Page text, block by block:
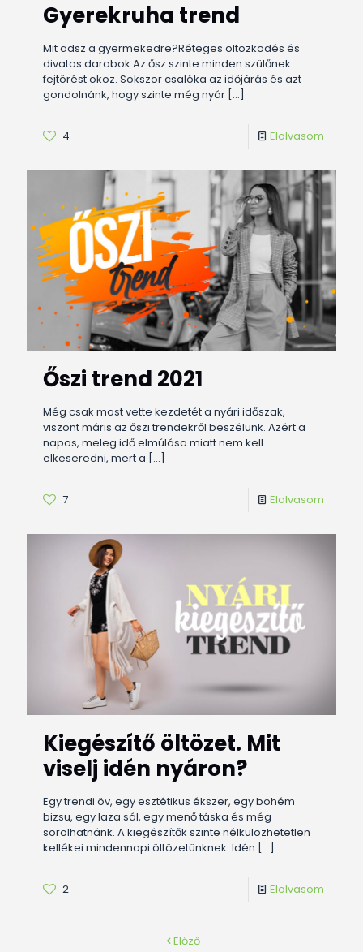
Gyerekruha trend
Mit adsz a gyermekedre?Réteges öltözködés és
divatos darabok Az ősz szinte minden szülőnek
fejtörést okoz. Sokszor csalóka az időjárás és azt
gondolnánk, hogy szinte még nyár […]
4 Elolvasom
Őszi trend 2021
Még csak most vette kezdetét a nyári időszak,
viszont máris az őszi trendekről beszélünk. Azért a
napos, meleg idő elmúlása miatt nem kell
elkeseredni, mert a […]
7 Elolvasom
Kiegészítő öltözet. Mit
viselj idén nyáron?
Egy trendi öv, egy esztétikus ékszer, egy bohém
bizsu, egy laza sál, egy menő táska és még
sorolhatnánk. A kiegészítők szinte nélkülözhetetlen
kellékei mindennapi öltözetünknek. Idén […]
2 Elolvasom
Előző